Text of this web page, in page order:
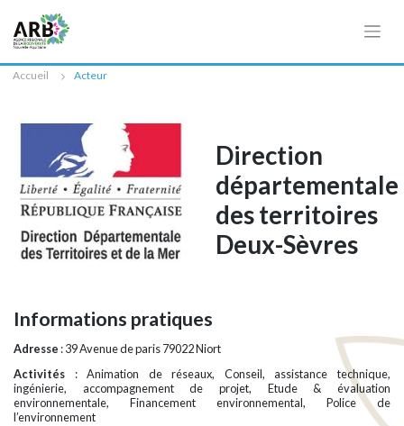
Accueil Acteur
Direction
départementale
des territoires
Deux-Sèvres
Informations pratiques
Adresse : 39 Avenue de paris 79022 Niort
Activités : Animation de réseaux, Conseil, assistance technique,
ingénierie, accompagnement de projet, Etude & évaluation
environnementale, Financement environnemental, Police de
l’environnement